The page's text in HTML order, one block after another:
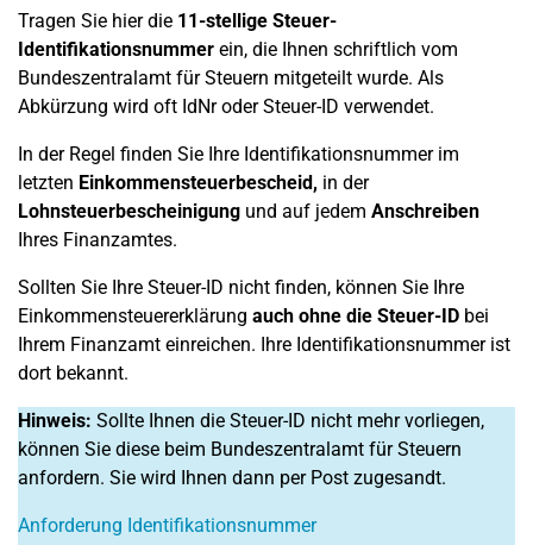
Tragen Sie hier die 11-stellige Steuer-
Identifikationsnummer ein, die Ihnen schriftlich vom
Bundeszentralamt für Steuern mitgeteilt wurde. Als
Abkürzung wird oft IdNr oder Steuer-ID verwendet.
In der Regel finden Sie Ihre Identifikationsnummer im
letzten Einkommensteuerbescheid, in der
Lohnsteuerbescheinigung und auf jedem Anschreiben
Ihres Finanzamtes.
Sollten Sie Ihre Steuer-ID nicht finden, können Sie Ihre
Einkommensteuererklärung auch ohne die Steuer-ID bei
Ihrem Finanzamt einreichen. Ihre Identifikationsnummer ist
dort bekannt.
Hinweis: Sollte Ihnen die Steuer-ID nicht mehr vorliegen,
können Sie diese beim Bundeszentralamt für Steuern
anfordern. Sie wird Ihnen dann per Post zugesandt.
Anforderung Identifikationsnummer